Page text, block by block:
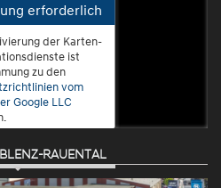
Güls
erforderlich
der Karten-
ist
zu den
vom
Google LLC
und
RAUENTAL